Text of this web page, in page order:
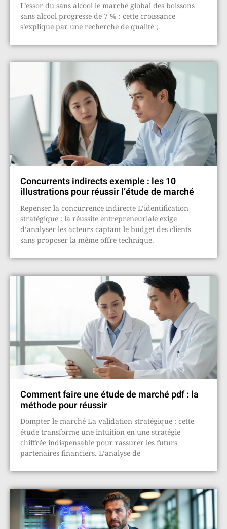
L’essor du sans alcool le marché global des boissons
sans alcool progresse de 7 % : cette croissance
s’explique par une recherche de qualité ;
Concurrents indirects exemple : les 10
illustrations pour réussir l’étude de marché
Repenser la concurrence indirecte L’identification
stratégique : la réussite entrepreneuriale exige
d’analyser les acteurs captant le budget des clients
sans proposer la même offre technique.
Comment faire une étude de marché pdf : la
méthode pour réussir
Dompter le marché La validation stratégique : cette
étude transforme une intuition en une stratégie
chiffrée indispensable pour rassurer les futurs
partenaires financiers. L’analyse de